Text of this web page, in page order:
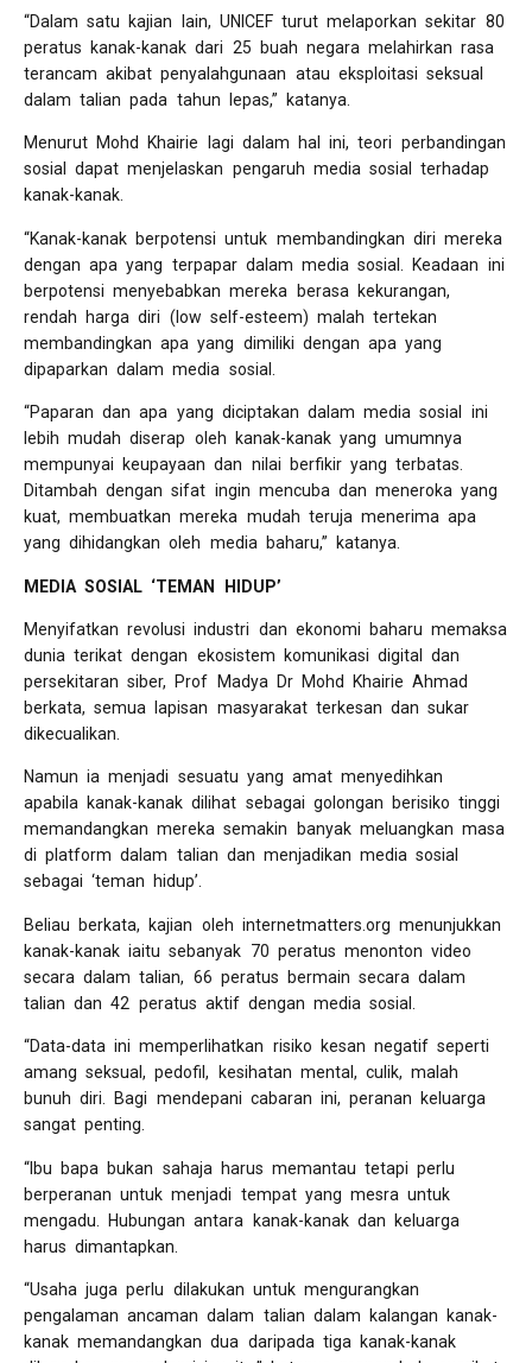
“Dalam satu kajian lain, UNICEF turut melaporkan sekitar 80
peratus kanak-kanak dari 25 buah negara melahirkan rasa
terancam akibat penyalahgunaan atau eksploitasi seksual
dalam talian pada tahun lepas,” katanya.
Menurut Mohd Khairie lagi dalam hal ini, teori perbandingan
sosial dapat menjelaskan pengaruh media sosial terhadap
kanak-kanak.
“Kanak-kanak berpotensi untuk membandingkan diri mereka
dengan apa yang terpapar dalam media sosial. Keadaan ini
berpotensi menyebabkan mereka berasa kekurangan,
rendah harga diri (low self-esteem) malah tertekan
membandingkan apa yang dimiliki dengan apa yang
dipaparkan dalam media sosial.
“Paparan dan apa yang diciptakan dalam media sosial ini
lebih mudah diserap oleh kanak-kanak yang umumnya
mempunyai keupayaan dan nilai berfikir yang terbatas.
Ditambah dengan sifat ingin mencuba dan meneroka yang
kuat, membuatkan mereka mudah teruja menerima apa
yang dihidangkan oleh media baharu,” katanya.
MEDIA SOSIAL ‘TEMAN HIDUP’
Menyifatkan revolusi industri dan ekonomi baharu memaksa
dunia terikat dengan ekosistem komunikasi digital dan
persekitaran siber, Prof Madya Dr Mohd Khairie Ahmad
berkata, semua lapisan masyarakat terkesan dan sukar
dikecualikan.
Namun ia menjadi sesuatu yang amat menyedihkan
apabila kanak-kanak dilihat sebagai golongan berisiko tinggi
memandangkan mereka semakin banyak meluangkan masa
di platform dalam talian dan menjadikan media sosial
sebagai ‘teman hidup’.
Beliau berkata, kajian oleh internetmatters.org menunjukkan
kanak-kanak iaitu sebanyak 70 peratus menonton video
secara dalam talian, 66 peratus bermain secara dalam
talian dan 42 peratus aktif dengan media sosial.
“Data-data ini memperlihatkan risiko kesan negatif seperti
amang seksual, pedofil, kesihatan mental, culik, malah
bunuh diri. Bagi mendepani cabaran ini, peranan keluarga
sangat penting.
“Ibu bapa bukan sahaja harus memantau tetapi perlu
berperanan untuk menjadi tempat yang mesra untuk
mengadu. Hubungan antara kanak-kanak dan keluarga
harus dimantapkan.
“Usaha juga perlu dilakukan untuk mengurangkan
pengalaman ancaman dalam talian dalam kalangan kanak-
kanak memandangkan dua daripada tiga kanak-kanak